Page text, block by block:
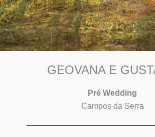
GEOVANA E
Pré Wedding
Campos da Serra